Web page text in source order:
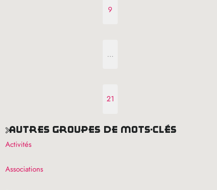
9
…
21
autres groupes de mots-clés
Activités
Associations